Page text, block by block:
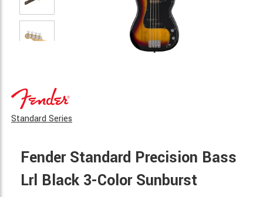
Standard Series
Fender Standard Precision Bass
Lrl Black 3-Color Sunburst